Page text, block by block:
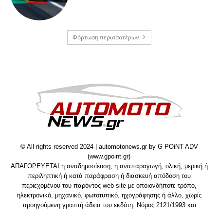
Φόρτωση περισσοτέρων
© All rights reserved 2024 | automotonews.gr by G POiNT ADV
(www.gpoint.gr)
ΑΠΑΓΟΡΕΥΕΤΑΙ η αναδημοσίευση, η αναπαραγωγή, ολική, μερική ή
περιληπτική ή κατά παράφραση ή διασκευή απόδοση του
περιεχομένου του παρόντος web site με οποιονδήποτε τρόπο,
ηλεκτρονικό, μηχανικό, φωτοτυπικό, ηχογράφησης ή άλλο, χωρίς
προηγούμενη γραπτή άδεια του εκδότη. Νόμος 2121/1993 και